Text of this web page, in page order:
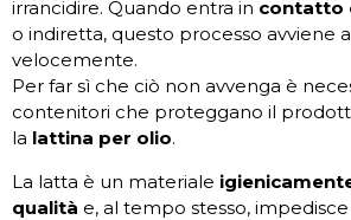
irrancidire. Quando entra in contatto
o indiretta, questo processo avviene
velocemente.
Per far sì che ciò non avvenga è
contenitori che proteggano il
la lattina per olio.
La latta è un materiale
qualità e, al tempo stesso,